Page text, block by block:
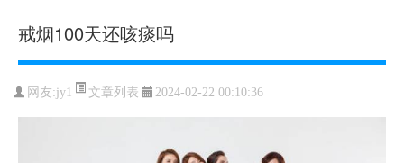
戒烟100天还咳痰吗
网友:jy1 文章列表 2024-02-22 00:10:36